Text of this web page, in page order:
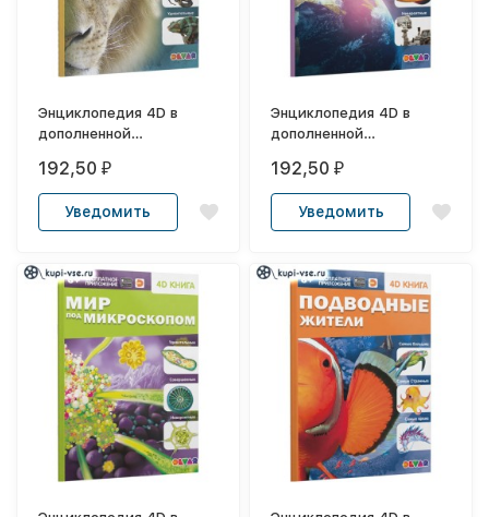
Энциклопедия 4D в
дополненной
«Знакомство с
животными»
192,50₽
Уведомить
Энциклопедия 4D в
дополненной
«Знакомство с
космосом»
192,50₽
Уведомить